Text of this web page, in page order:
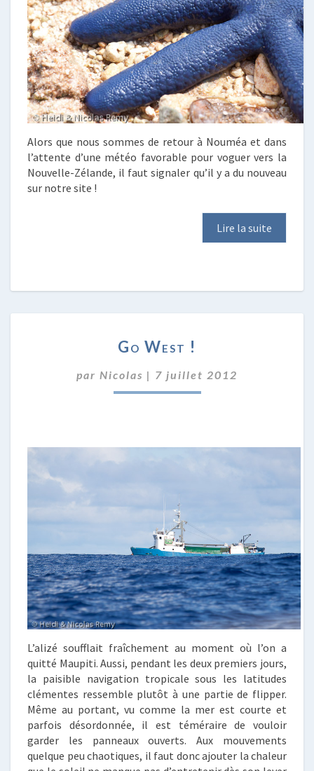
Alors que nous sommes de retour à Nouméa et dans
l’attente d’une météo favorable pour voguer vers la
Nouvelle-Zélande, il faut signaler qu’il y a du nouveau
sur notre site !
Lire la suite
WEST
Go West !
par Nicolas | 7 juillet 2012
L’alizé soufflait fraîchement au moment où l’on a
quitté Maupiti. Aussi, pendant les deux premiers jours,
la paisible navigation tropicale sous les latitudes
clémentes ressemble plutôt à une partie de flipper.
Même au portant, vu comme la mer est courte et
parfois désordonnée, il est téméraire de vouloir
garder les panneaux ouverts. Aux mouvements
quelque peu chaotiques, il faut donc ajouter la chaleur